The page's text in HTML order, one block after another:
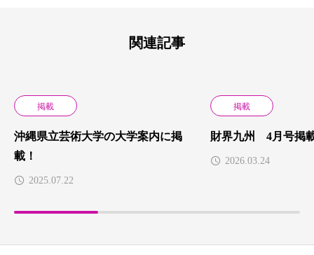
関連記事
掲載
沖縄県立芸術大学の大学案内に掲
載！
2025.07.22
掲載
財界九州 4月号掲
2026.03.24